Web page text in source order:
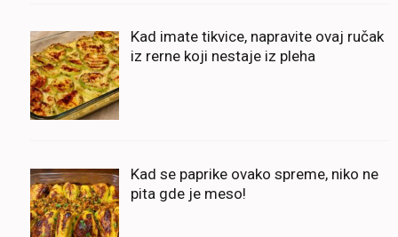
Kad imate tikvice, napravite ovaj ručak
iz rerne koji nestaje iz pleha
Kad se paprike ovako spreme, niko ne
pita gde je meso!